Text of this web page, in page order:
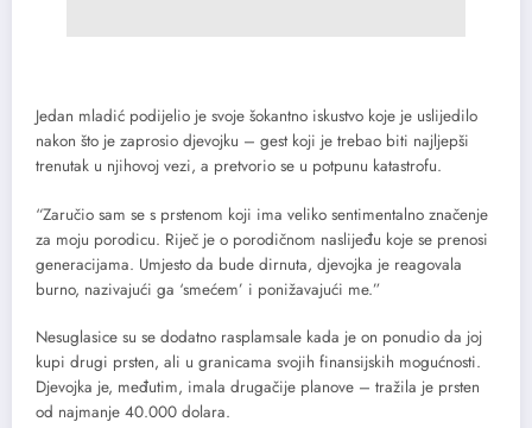
Jedan mladić podijelio je svoje šokantno iskustvo koje je uslijedilo
nakon što je zaprosio djevojku – gest koji je trebao biti najljepši
trenutak u njihovoj vezi, a pretvorio se u potpunu katastrofu.
“Zaručio sam se s prstenom koji ima veliko sentimentalno značenje
za moju porodicu. Riječ je o porodičnom naslijeđu koje se prenosi
generacijama. Umjesto da bude dirnuta, djevojka je reagovala
burno, nazivajući ga ‘smećem’ i ponižavajući me.”
Nesuglasice su se dodatno rasplamsale kada je on ponudio da joj
kupi drugi prsten, ali u granicama svojih finansijskih mogućnosti.
Djevojka je, međutim, imala drugačije planove – tražila je prsten
od najmanje 40.000 dolara.